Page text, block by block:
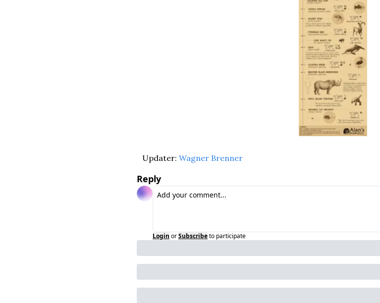
Updater: Wagner Brenner
Reply
Login orSubscribeto participate